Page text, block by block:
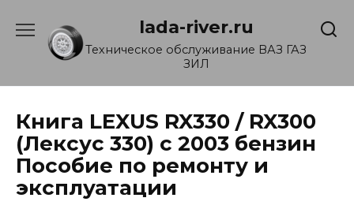
содержанию
lada-river.ru
Техническое обслуживание ВАЗ ГАЗ
ЗИЛ
Книга LEXUS RX330 / RX300
(Лексус 330) с 2003 бензин
Пособие по ремонту и
эксплуатации